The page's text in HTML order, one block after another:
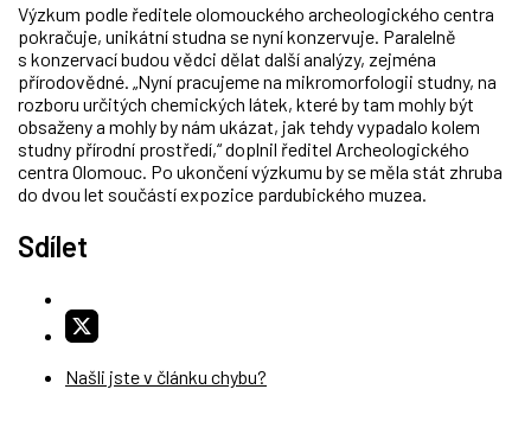
Výzkum podle ředitele olomouckého archeologického centra
pokračuje, unikátní studna se nyní konzervuje. Paralelně
s konzervací budou vědci dělat další analýzy, zejména
přírodovědné. „Nyní pracujeme na mikromorfologii studny, na
rozboru určitých chemických látek, které by tam mohly být
obsaženy a mohly by nám ukázat, jak tehdy vypadalo kolem
studny přírodní prostředí,“ doplnil ředitel Archeologického
centra Olomouc. Po ukončení výzkumu by se měla stát zhruba
do dvou let součástí expozice pardubického muzea.
Sdílet
Našli jste v článku chybu?